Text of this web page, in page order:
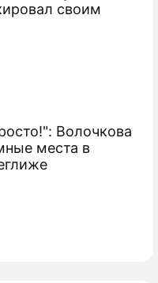
своим
Волочкова
места в